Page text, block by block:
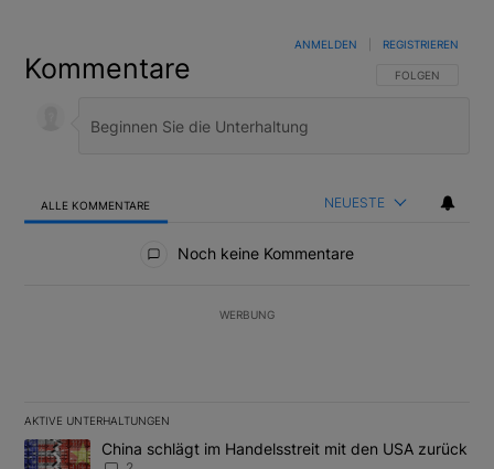
Kommentare FOLGE DIESER
FOLGEN
ANMELDEN REGISTRIEREN
ALLE KOMMENTARE NEUESTE
Noch keine Kommentare
WERBUNG
AKTIVE UNTERHALTUNGEN
Das Folgende ist eine Liste der am meisten kommentierten
Ein Trendartikel mit dem Titel "China schlägt im Handelsstreit
China schlägt im Handelsstreit mit den USA zurück